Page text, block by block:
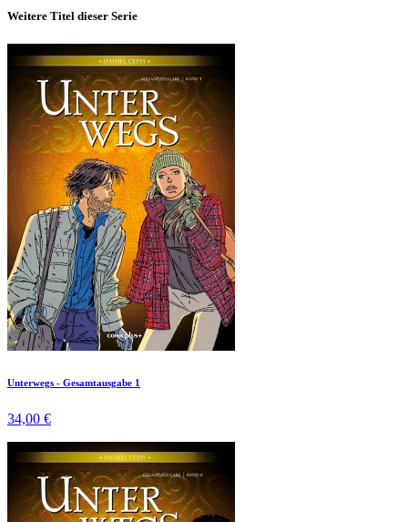
Weitere Titel dieser Serie
Unterwegs - Gesamtausgabe 1
34,00 €